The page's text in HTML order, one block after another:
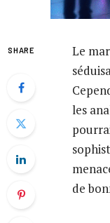
SHARE
Le
les
de